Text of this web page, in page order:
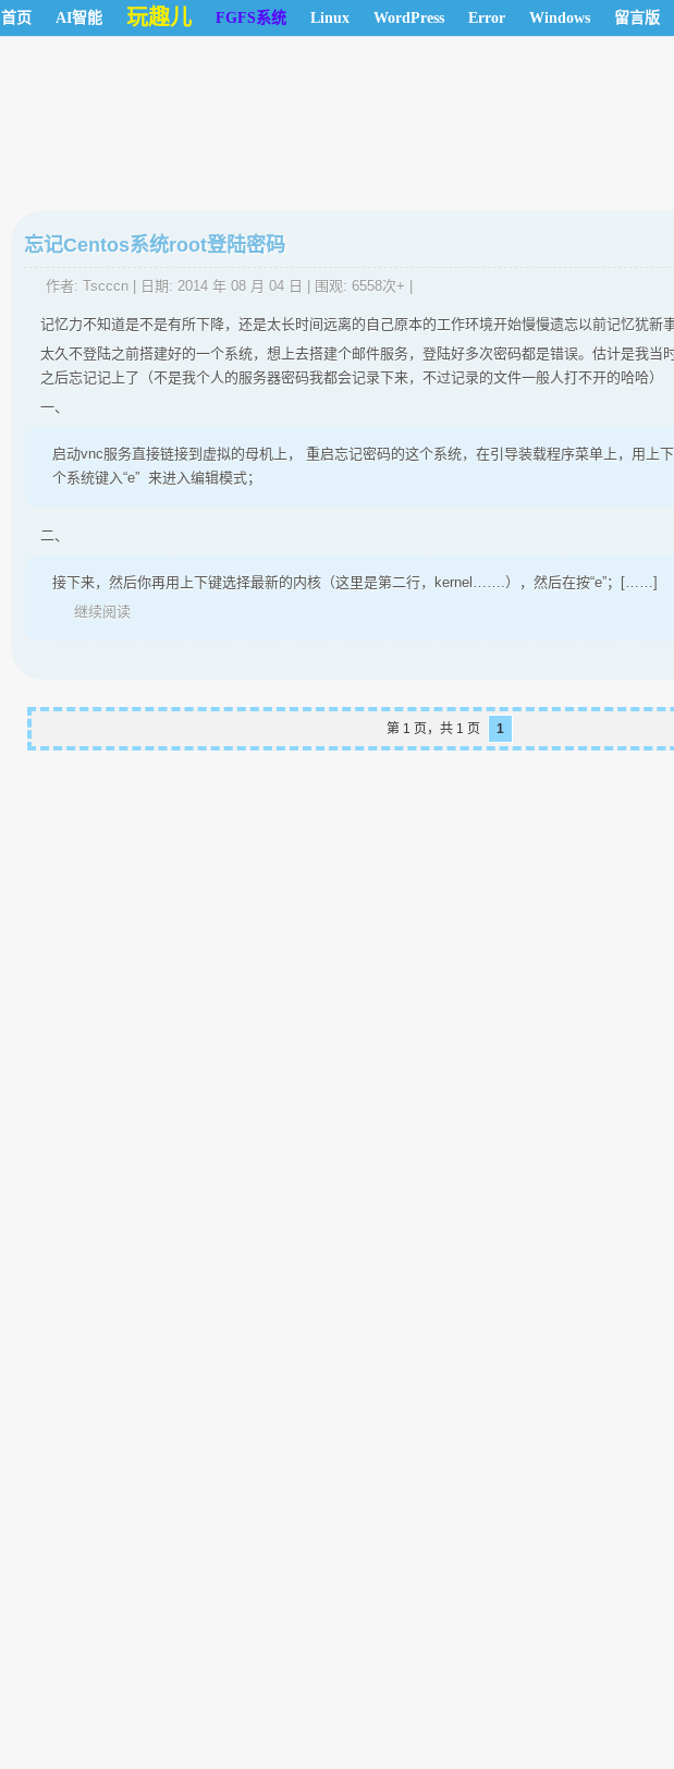
首页 AI智能 玩趣儿 FGFS系统 Linux WordPress Error Windows 留言版
忘记Centos系统root登陆密码
作者: Tscccn| 日期: 2014 年 08 月 04 日 | 围观: 6558次+ |
记忆力不知道是不是有所下降，还是太长时间远离的自己原本的工作环境开始慢慢遗忘以前记忆犹新
太久不登陆之前搭建好的一个系统，想上去搭建个邮件服务，登陆好多次密码都是错误。估计是我当
之后忘记记上了（不是我个人的服务器密码我都会记录下来，不过记录的文件一般人打不开的哈哈）
一、
启动vnc服务直接链接到虚拟的母机上， 重启忘记密码的这个系统，在引导装载程序菜单上，用上
个系统键入“e” 来进入编辑模式；
二、
接下来，然后你再用上下键选择最新的内核（这里是第二行，kernel…….），然后在按“e”；[……]
继续阅读
第 1 页，共 1 页 1